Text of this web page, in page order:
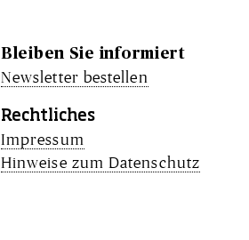
Bleiben Sie informiert
Newsletter bestellen
Rechtliches
Impressum
Hinweise zum Datenschutz